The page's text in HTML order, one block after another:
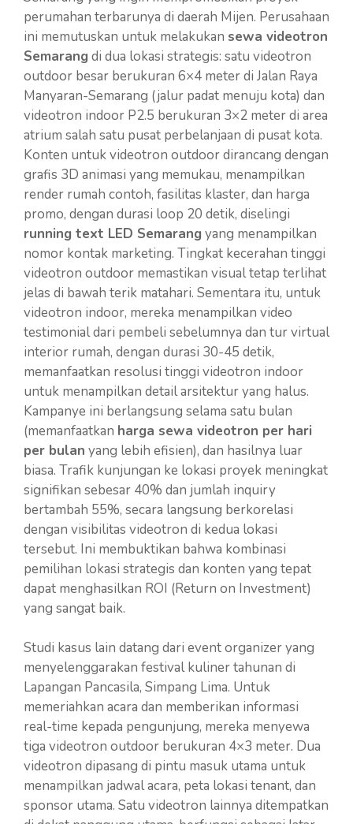
perumahan terbarunya di daerah Mijen. Perusahaan
ini memutuskan untuk melakukan sewa videotron
Semarang di dua lokasi strategis: satu videotron
outdoor besar berukuran 6×4 meter di Jalan Raya
Manyaran-Semarang (jalur padat menuju kota) dan
videotron indoor P2.5 berukuran 3×2 meter di area
atrium salah satu pusat perbelanjaan di pusat kota.
Konten untuk videotron outdoor dirancang dengan
grafis 3D animasi yang memukau, menampilkan
render rumah contoh, fasilitas klaster, dan harga
promo, dengan durasi loop 20 detik, diselingi
running text LED Semarang yang menampilkan
nomor kontak marketing. Tingkat kecerahan tinggi
videotron outdoor memastikan visual tetap terlihat
jelas di bawah terik matahari. Sementara itu, untuk
videotron indoor, mereka menampilkan video
testimonial dari pembeli sebelumnya dan tur virtual
interior rumah, dengan durasi 30-45 detik,
memanfaatkan resolusi tinggi videotron indoor
untuk menampilkan detail arsitektur yang halus.
Kampanye ini berlangsung selama satu bulan
(memanfaatkan harga sewa videotron per hari
per bulan yang lebih efisien), dan hasilnya luar
biasa. Trafik kunjungan ke lokasi proyek meningkat
signifikan sebesar 40% dan jumlah inquiry
bertambah 55%, secara langsung berkorelasi
dengan visibilitas videotron di kedua lokasi
tersebut. Ini membuktikan bahwa kombinasi
pemilihan lokasi strategis dan konten yang tepat
dapat menghasilkan ROI (Return on Investment)
yang sangat baik.
Studi kasus lain datang dari event organizer yang
menyelenggarakan festival kuliner tahunan di
Lapangan Pancasila, Simpang Lima. Untuk
memeriahkan acara dan memberikan informasi
real-time kepada pengunjung, mereka menyewa
tiga videotron outdoor berukuran 4×3 meter. Dua
videotron dipasang di pintu masuk utama untuk
menampilkan jadwal acara, peta lokasi tenant, dan
sponsor utama. Satu videotron lainnya ditempatkan